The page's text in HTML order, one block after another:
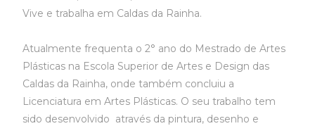
Vive e trabalha em Caldas da Rainha.
Atualmente frequenta o 2° ano do Mestrado de Artes
Plásticas na Escola Superior de Artes e Design das
Caldas da Rainha, onde também concluiu a
Licenciatura em Artes Plásticas. O seu trabalho tem
sido desenvolvido através da pintura, desenho e